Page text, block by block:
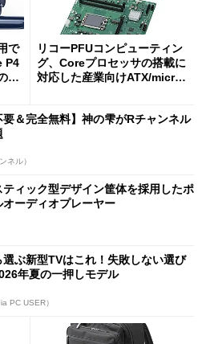
で
P4
59
リコーPFUコンピューティン
グ、Coreプロセッサの搭載に
対応した産業向けATX/micro
要＆完全無料】神の雫がRチャンネル
ネル）
ティック型デザイン筐体を採用したポ
オーディオプレーヤー
選ぶ新型TVはこれ！失敗しない選び
年夏の一押しモデル
PC USER）